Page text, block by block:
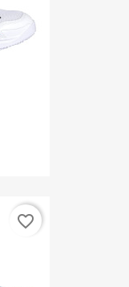
favorite_border